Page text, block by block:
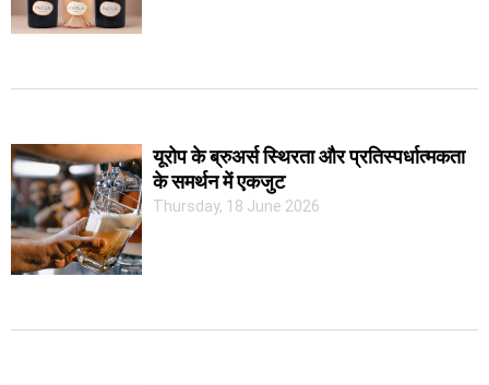
यूरोप के ब्रुअर्स स्थिरता और प्रतिस्पर्धात्मकता
के समर्थन में एकजुट
Thursday, 18 June 2026